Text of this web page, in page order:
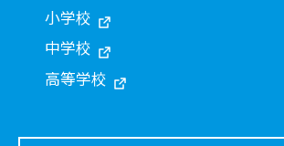
小学校
中学校
高等学校